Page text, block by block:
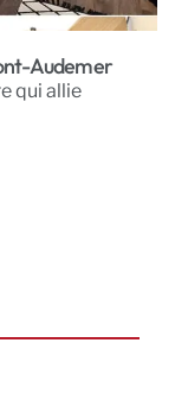
Audemer
qui allie